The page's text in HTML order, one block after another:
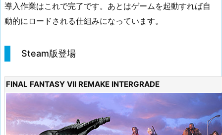
導入作業はこれで完了です。あとはゲームを起動すれば自
動的にロードされる仕組みになっています。
Steam版登場
FINAL FANTASY VII REMAKE INTERGRADE